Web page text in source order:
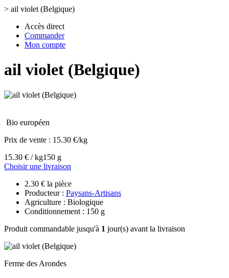
> ail violet (Belgique)
Accès direct
Commander
Mon compte
ail violet (Belgique)
Bio européen
Prix de vente : 15.30 €/kg
15.30 € / kg150 g
Choisir une livraison
2.30 € la pièce
Producteur : Paysans-Artisans
Agriculture : Biologique
Conditionnement : 150 g
Produit commandable jusqu'à 1 jour(s) avant la livraison
Ferme des Arondes